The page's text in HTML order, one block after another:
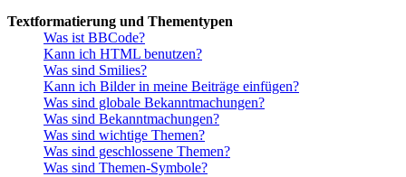
Textformatierung und Thementypen
Was ist BBCode?
Kann ich HTML benutzen?
Was sind Smilies?
Kann ich Bilder in meine Beiträge einfügen?
Was sind globale Bekanntmachungen?
Was sind Bekanntmachungen?
Was sind wichtige Themen?
Was sind geschlossene Themen?
Was sind Themen-Symbole?